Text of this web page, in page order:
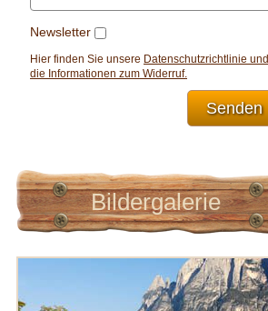
Newsletter
Hier finden Sie unsere Datenschutzrichtlinie und
die Informationen zum Widerruf.
Senden
Bildergalerie